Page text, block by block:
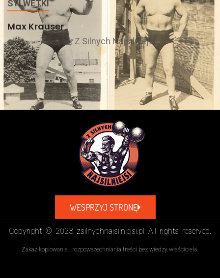
SYLWETKI
Max Krauser
29 kwietnia 2023 Z Silnych Najsilniejsi
WESPRZYJ STRONĘ
Copyright © 2023 zsilnychnajsilniejsi.pl All rights reserved.
Zakaz kopiowania i rozpowszechniania treści bez wiedzy właściciela.